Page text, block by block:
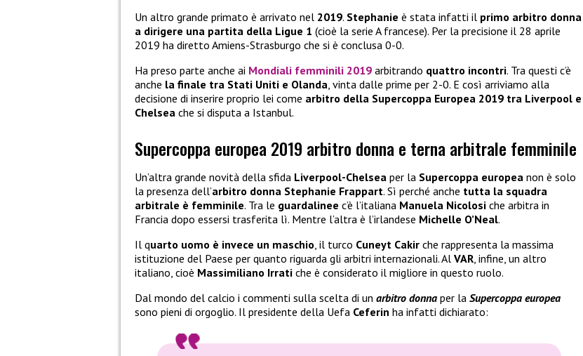
Un altro grande primato è arrivato nel 2019. Stephanie è stata infatti il primo arbitro donna
a dirigere una partita della Ligue 1 (cioè la serie A francese). Per la precisione il 28 aprile
2019 ha diretto Amiens-Strasburgo che si è conclusa 0-0.
Ha preso parte anche ai Mondiali femminili 2019 arbitrando quattro incontri. Tra questi c’è
anche la finale tra Stati Uniti e Olanda, vinta dalle prime per 2-0. E così arriviamo alla
decisione di inserire proprio lei come arbitro della Supercoppa Europea 2019 tra Liverpool e
Chelsea che si disputa a Istanbul.
Supercoppa europea 2019 arbitro donna e terna arbitrale femminile
Un’altra grande novità della sfida Liverpool-Chelsea per la Supercoppa europea non è solo
la presenza dell’arbitro donna Stephanie Frappart. Sì perché anche tutta la squadra
arbitrale è femminile. Tra le guardalinee c’è l’italiana Manuela Nicolosi che arbitra in
Francia dopo essersi trasferita lì. Mentre l’altra è l’irlandese Michelle O’Neal.
Il quarto uomo è invece un maschio , il turco Cuneyt Cakir che rappresenta la massima
istituzione del Paese per quanto riguarda gli arbitri internazionali. Al VAR , infine, un altro
italiano, cioè Massimiliano Irrati che è considerato il migliore in questo ruolo.
Dal mondo del calcio i commenti sulla scelta di un arbitro donna per la Supercoppa europea
sono pieni di orgoglio. Il presidente della Uefa Ceferin ha infatti dichiarato: